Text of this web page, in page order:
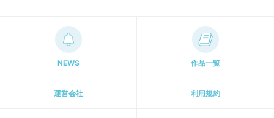
NEWS 作品一覧
運営会社 利用規約